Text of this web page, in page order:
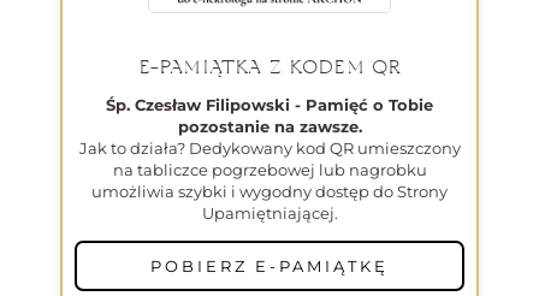
E-PAMIĄTKA Z KODEM QR
Śp. Czesław Filipowski - Pamięć o Tobie
pozostanie na zawsze.
Jak to działa? Dedykowany kod QR umieszczony
na tabliczce pogrzebowej lub nagrobku
umożliwia szybki i wygodny dostęp do Strony
Upamiętniającej.
POBIERZ E-PAMIĄTKĘ